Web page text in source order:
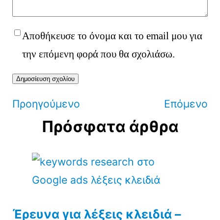
2107000917
Αποθήκευσε το όνομα και το email μου για
την επόμενη φορά που θα σχολιάσω.
Προηγούμενο Επόμενο
Πρόσφατα άρθρα
Έρευνα για λέξεις κλειδιά –